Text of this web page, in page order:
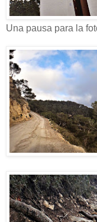
Una pausa para la